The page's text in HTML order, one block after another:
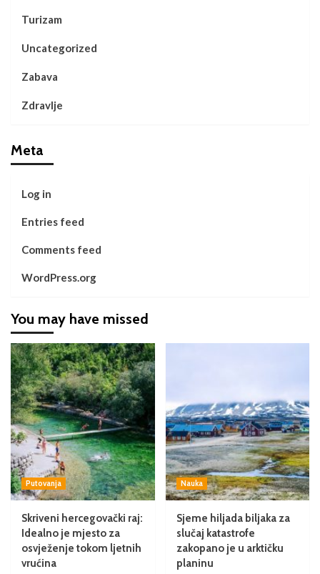
Turizam
Uncategorized
Zabava
Zdravlje
Meta
Log in
Entries feed
Comments feed
WordPress.org
You may have missed
Putovanja
Skriveni hercegovački raj:
Idealno je mjesto za
osvježenje tokom ljetnih
vrućina
Nauka
Sjeme hiljada biljaka za
slučaj katastrofe
zakopano je u arktičku
planinu